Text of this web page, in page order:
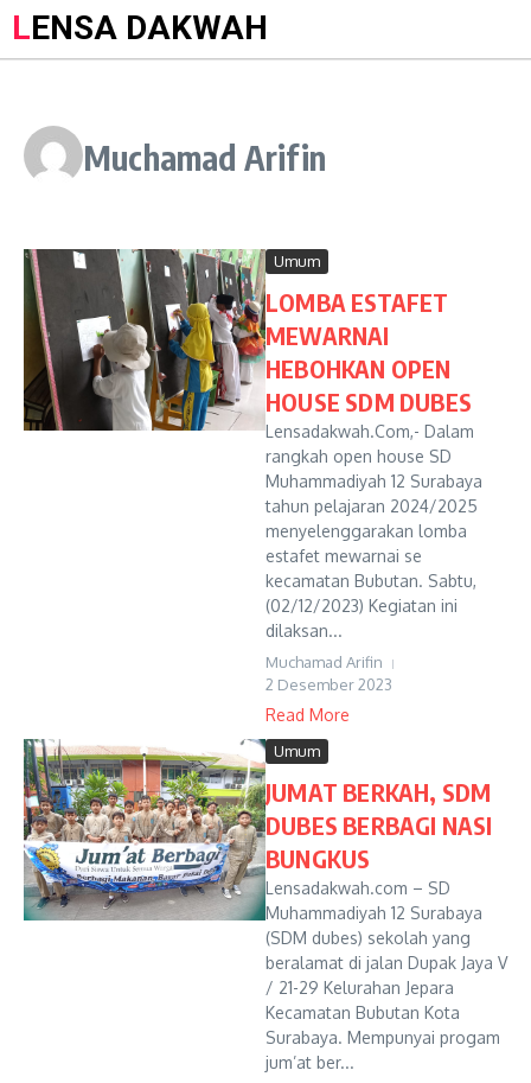
LENSA DAKWAH
Muchamad Arifin
Umum
LOMBA ESTAFET
MEWARNAI
HEBOHKAN OPEN
HOUSE SDM DUBES
Lensadakwah.Com,- Dalam
rangkah open house SD
Muhammadiyah 12 Surabaya
tahun pelajaran 2024/2025
menyelenggarakan lomba
estafet mewarnai se
kecamatan Bubutan. Sabtu,
(02/12/2023) Kegiatan ini
dilaksan...
Muchamad Arifin
2 Desember 2023
Read More
Umum
JUMAT BERKAH, SDM
DUBES BERBAGI NASI
BUNGKUS
Lensadakwah.com – SD
Muhammadiyah 12 Surabaya
(SDM dubes) sekolah yang
beralamat di jalan Dupak Jaya V
/ 21-29 Kelurahan Jepara
Kecamatan Bubutan Kota
Surabaya. Mempunyai progam
jum’at ber...